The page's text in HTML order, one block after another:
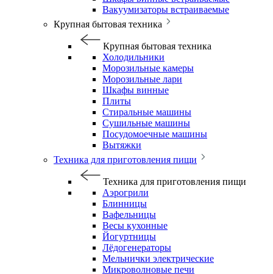
Вакуумизаторы встраиваемые
Крупная бытовая техника
Крупная бытовая техника
Холодильники
Морозильные камеры
Морозильные лари
Шкафы винные
Плиты
Стиральные машины
Сушильные машины
Посудомоечные машины
Вытяжки
Техника для приготовления пищи
Техника для приготовления пищи
Аэрогрили
Блинницы
Вафельницы
Весы кухонные
Йогуртницы
Лёдогенераторы
Мельнички электрические
Микроволновые печи